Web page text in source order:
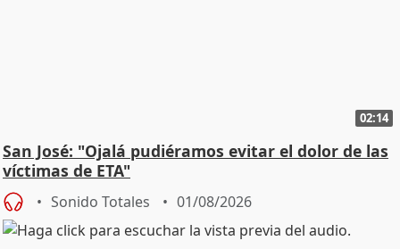
02:14
San José: "Ojalá pudiéramos evitar el dolor de las
víctimas de ETA"
Sonido Totales 01/08/2026